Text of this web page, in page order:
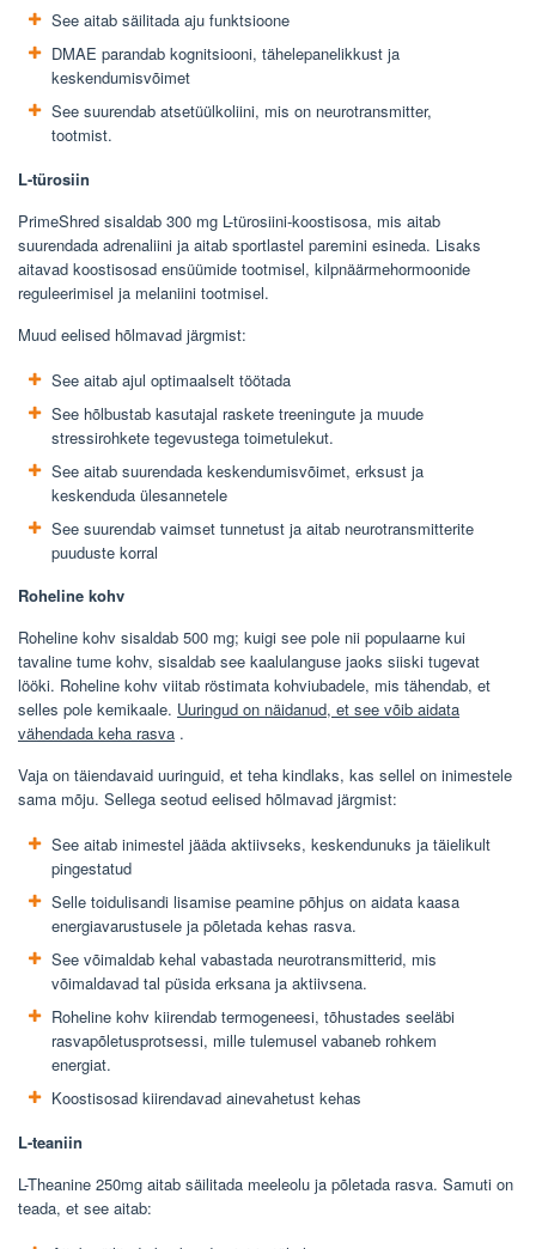
See aitab säilitada aju funktsioone
DMAE parandab kognitsiooni, tähelepanelikkust ja
keskendumisvõimet
See suurendab atsetüülkoliini, mis on neurotransmitter,
tootmist.
L-türosiin
PrimeShred sisaldab 300 mg L-türosiini-koostisosa, mis aitab
suurendada adrenaliini ja aitab sportlastel paremini esineda. Lisaks
aitavad koostisosad ensüümide tootmisel, kilpnäärmehormoonide
reguleerimisel ja melaniini tootmisel.
Muud eelised hõlmavad järgmist:
See aitab ajul optimaalselt töötada
See hõlbustab kasutajal raskete treeningute ja muude
stressirohkete tegevustega toimetulekut.
See aitab suurendada keskendumisvõimet, erksust ja
keskenduda ülesannetele
See suurendab vaimset tunnetust ja aitab neurotransmitterite
puuduste korral
Roheline kohv
Roheline kohv sisaldab 500 mg; kuigi see pole nii populaarne kui
tavaline tume kohv, sisaldab see kaalulanguse jaoks siiski tugevat
lööki. Roheline kohv viitab röstimata kohviubadele, mis tähendab, et
selles pole kemikaale. Uuringud on näidanud, et see võib aidata
vähendada keha rasva .
Vaja on täiendavaid uuringuid, et teha kindlaks, kas sellel on inimestele
sama mõju. Sellega seotud eelised hõlmavad järgmist:
See aitab inimestel jääda aktiivseks, keskendunuks ja täielikult
pingestatud
Selle toidulisandi lisamise peamine põhjus on aidata kaasa
energiavarustusele ja põletada kehas rasva.
See võimaldab kehal vabastada neurotransmitterid, mis
võimaldavad tal püsida erksana ja aktiivsena.
Roheline kohv kiirendab termogeneesi, tõhustades seeläbi
rasvapõletusprotsessi, mille tulemusel vabaneb rohkem
energiat.
Koostisosad kiirendavad ainevahetust kehas
L-teaniin
L-Theanine 250mg aitab säilitada meeleolu ja põletada rasva. Samuti on
teada, et see aitab: